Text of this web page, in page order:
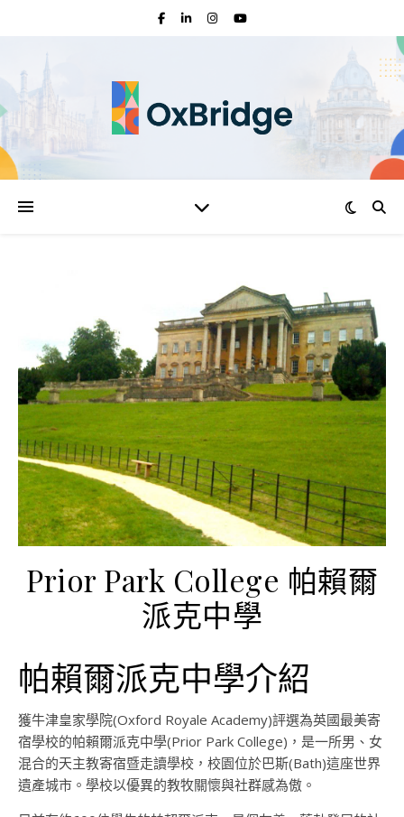
Prior Park College 帕賴爾
派克中學
帕賴爾派克中學介紹
獲牛津皇家學院(Oxford Royale Academy)評選為英國最美寄
宿學校的帕賴爾派克中學(Prior Park College)，是一所男、女
混合的天主教寄宿暨走讀學校，校園位於巴斯(Bath)這座世界
遺產城市。學校以優異的教牧關懷與社群感為傲。